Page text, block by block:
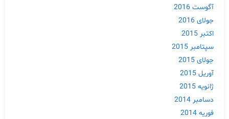
آگوست 2016
جولای 2016
اکتبر 2015
سپتامبر 2015
جولای 2015
آوریل 2015
ژانویه 2015
دسامبر 2014
فوریه 2014